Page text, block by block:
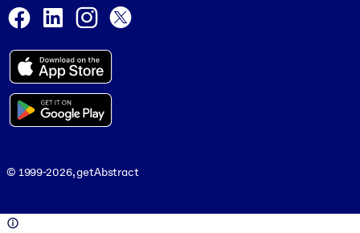
Facebook
LinkedInInstagram
© 1999-2026, getAbstract